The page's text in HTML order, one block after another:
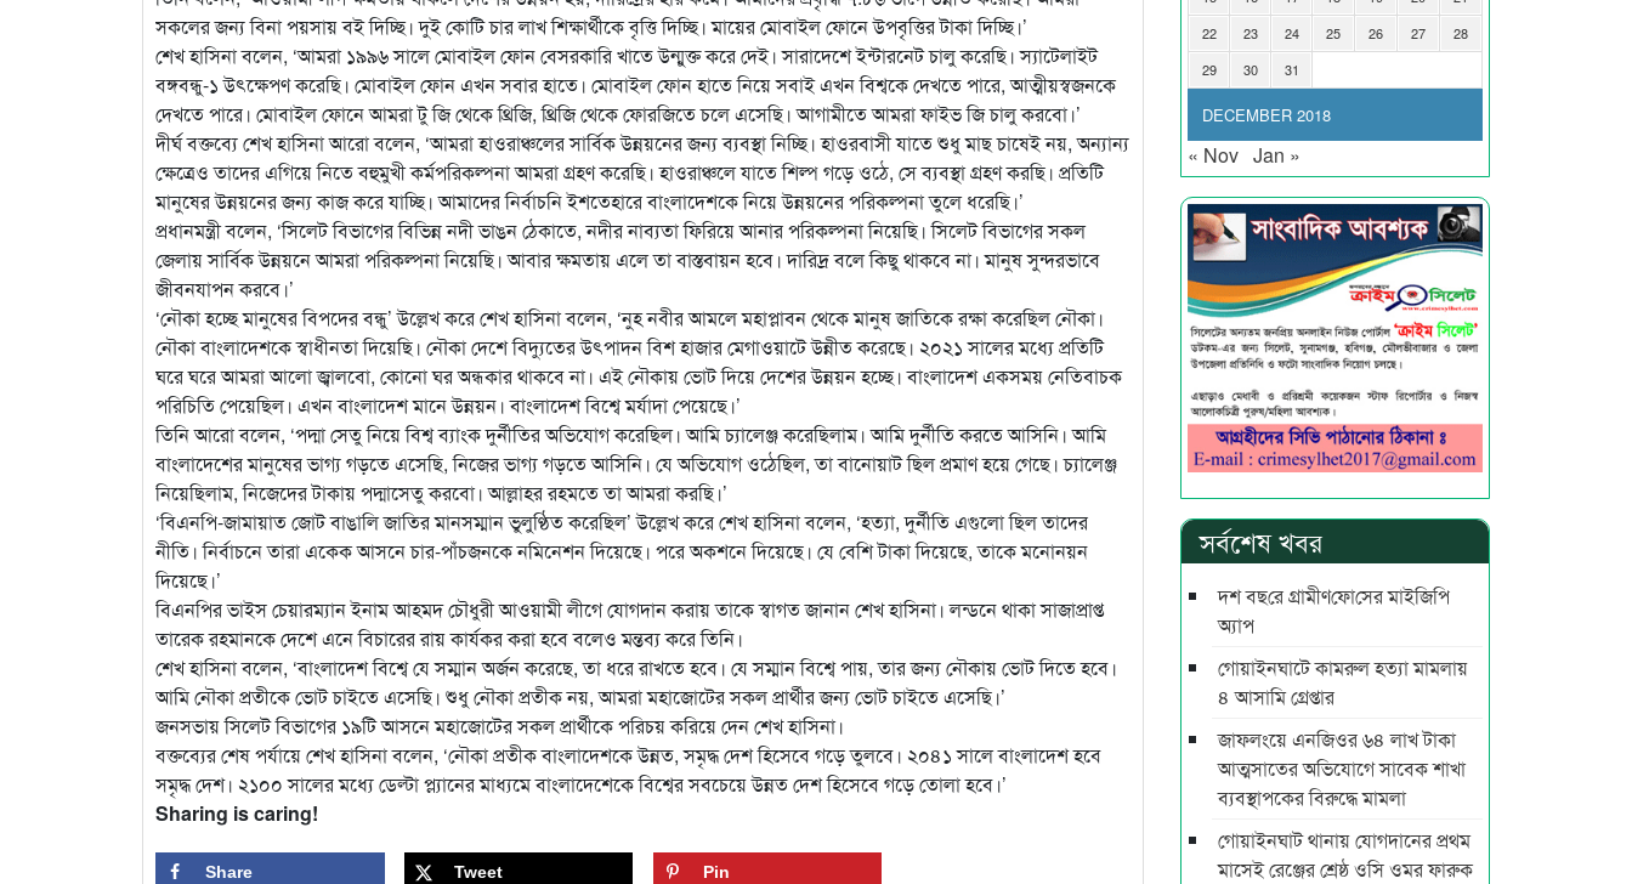
সকলের জন্য বিনা পয়সায় বই দিচ্ছি। দুই কোটি চার লাখ শিক্ষার্থীকে বৃত্তি দিচ্ছি। মায়ের মোবাইল ফোনে উপবৃত্তির টাকা দিচ্ছি।’
শেখ হাসিনা বলেন, ‘আমরা ১৯৯৬ সালে মোবাইল ফোন বেসরকারি খাতে উন্মুক্ত করে দেই। সারাদেশে ইন্টারনেট চালু করেছি। স্যাটেলাইট
বঙ্গবন্ধু-১ উৎক্ষেপণ করেছি। মোবাইল ফোন এখন সবার হাতে। মোবাইল ফোন হাতে নিয়ে সবাই এখন বিশ্বকে দেখতে পারে, আত্মীয়স্বজনকে
দেখতে পারে। মোবাইল ফোনে আমরা টু জি থেকে থ্রিজি, থ্রিজি থেকে ফোরজিতে চলে এসেছি। আগামীতে আমরা ফাইভ জি চালু করবো।’
দীর্ঘ বক্তব্যে শেখ হাসিনা আরো বলেন, ‘আমরা হাওরাঞ্চলের সার্বিক উন্নয়নের জন্য ব্যবস্থা নিচ্ছি। হাওরবাসী যাতে শুধু মাছ চাষেই নয়, অন্যান্য
ক্ষেত্রেও তাদের এগিয়ে নিতে বহুমুখী কর্মপরিকল্পনা আমরা গ্রহণ করেছি। হাওরাঞ্চলে যাতে শিল্প গড়ে ওঠে, সে ব্যবস্থা গ্রহণ করছি। প্রতিটি
মানুষের উন্নয়নের জন্য কাজ করে যাচ্ছি। আমাদের নির্বাচনি ইশতেহারে বাংলাদেশকে নিয়ে উন্নয়নের পরিকল্পনা তুলে ধরেছি।’
প্রধানমন্ত্রী বলেন, ‘সিলেট বিভাগের বিভিন্ন নদী ভাঙন ঠেকাতে, নদীর নাব্যতা ফিরিয়ে আনার পরিকল্পনা নিয়েছি। সিলেট বিভাগের সকল
জেলায় সার্বিক উন্নয়নে আমরা পরিকল্পনা নিয়েছি। আবার ক্ষমতায় এলে তা বাস্তবায়ন হবে। দারিদ্র বলে কিছু থাকবে না। মানুষ সুন্দরভাবে
জীবনযাপন করবে।’
‘নৌকা হচ্ছে মানুষের বিপদের বন্ধু’ উল্লেখ করে শেখ হাসিনা বলেন, ‘নুহ নবীর আমলে মহাপ্লাবন থেকে মানুষ জাতিকে রক্ষা করেছিল নৌকা।
নৌকা বাংলাদেশকে স্বাধীনতা দিয়েছি। নৌকা দেশে বিদ্যুতের উৎপাদন বিশ হাজার মেগাওয়াটে উন্নীত করেছে। ২০২১ সালের মধ্যে প্রতিটি
ঘরে ঘরে আমরা আলো জ্বালবো, কোনো ঘর অন্ধকার থাকবে না। এই নৌকায় ভোট দিয়ে দেশের উন্নয়ন হচ্ছে। বাংলাদেশ একসময় নেতিবাচক
পরিচিতি পেয়েছিল। এখন বাংলাদেশ মানে উন্নয়ন। বাংলাদেশ বিশ্বে মর্যাদা পেয়েছে।’
তিনি আরো বলেন, ‘পদ্মা সেতু নিয়ে বিশ্ব ব্যাংক দুর্নীতির অভিযোগ করেছিল। আমি চ্যালেঞ্জ করেছিলাম। আমি দুর্নীতি করতে আসিনি। আমি
বাংলাদেশের মানুষের ভাগ্য গড়তে এসেছি, নিজের ভাগ্য গড়তে আসিনি। যে অভিযোগ ওঠেছিল, তা বানোয়াট ছিল প্রমাণ হয়ে গেছে। চ্যালেঞ্জ
নিয়েছিলাম, নিজেদের টাকায় পদ্মাসেতু করবো। আল্লাহর রহমতে তা আমরা করছি।’
‘বিএনপি-জামায়াত জোট বাঙালি জাতির মানসম্মান ভুলুণ্ঠিত করেছিল’ উল্লেখ করে শেখ হাসিনা বলেন, ‘হত্যা, দুর্নীতি এগুলো ছিল তাদের
নীতি। নির্বাচনে তারা একেক আসনে চার-পাঁচজনকে নমিনেশন দিয়েছে। পরে অকশনে দিয়েছে। যে বেশি টাকা দিয়েছে, তাকে মনোনয়ন
দিয়েছে।’
বিএনপির ভাইস চেয়ারম্যান ইনাম আহমদ চৌধুরী আওয়ামী লীগে যোগদান করায় তাকে স্বাগত জানান শেখ হাসিনা। লন্ডনে থাকা সাজাপ্রাপ্ত
তারেক রহমানকে দেশে এনে বিচারের রায় কার্যকর করা হবে বলেও মন্তব্য করে তিনি।
শেখ হাসিনা বলেন, ‘বাংলাদেশ বিশ্বে যে সম্মান অর্জন করেছে, তা ধরে রাখতে হবে। যে সম্মান বিশ্বে পায়, তার জন্য নৌকায় ভোট দিতে হবে।
আমি নৌকা প্রতীকে ভোট চাইতে এসেছি। শুধু নৌকা প্রতীক নয়, আমরা মহাজোটের সকল প্রার্থীর জন্য ভোট চাইতে এসেছি।’
জনসভায় সিলেট বিভাগের ১৯টি আসনে মহাজোটের সকল প্রার্থীকে পরিচয় করিয়ে দেন শেখ হাসিনা।
বক্তব্যের শেষ পর্যায়ে শেখ হাসিনা বলেন, ‘নৌকা প্রতীক বাংলাদেশকে উন্নত, সমৃদ্ধ দেশ হিসেবে গড়ে তুলবে। ২০৪১ সালে বাংলাদেশ হবে
সমৃদ্ধ দেশ। ২১০০ সালের মধ্যে ডেল্টা প্ল্যানের মাধ্যমে বাংলাদেশেকে বিশ্বের সবচেয়ে উন্নত দেশ হিসেবে গড়ে তোলা হবে।’
Sharing is caring!
Share Tweet Pin
DECEMBER 2018
22
23 24 25 26 27
28
29
30 31
« Nov Jan »
সর্বশেষ খবর
দশ বছ‌রে গ্রামীণ‌ফো‌সের মাইজিপি
অ্যাপ
গোয়াইনঘাটে কামরুল হত্যা মামলায়
৪ আসামি গ্রেপ্তার
জাফলংয়ে এনজিওর ৬৪ লাখ টাকা
আত্মসাতের অভিযোগে সাবেক শাখা
ব্যবস্থাপকের বিরুদ্ধে মামলা
গোয়াইনঘাট থানায় যোগদানের প্রথম
মাসেই রেঞ্জের শ্রেষ্ঠ ওসি ওমর ফারুক